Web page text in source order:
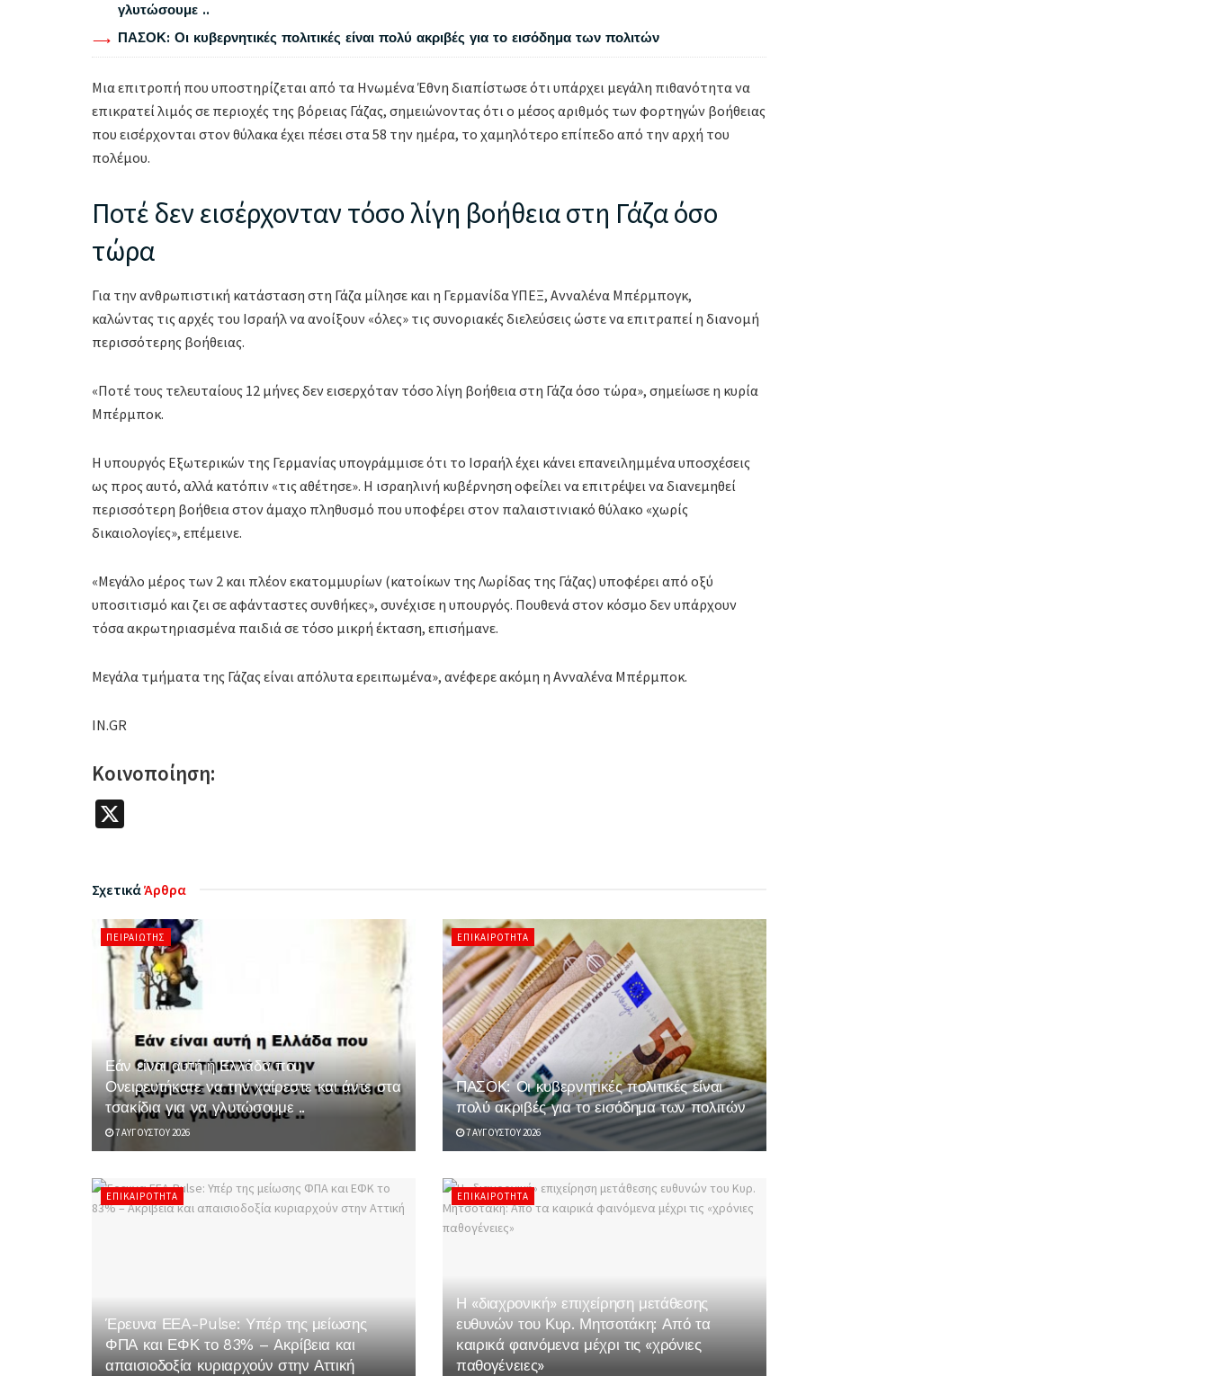
γλυτώσουμε ..
ΠΑΣΟΚ: Οι κυβερνητικές πολιτικές είναι πολύ ακριβές για το εισόδημα των πολιτών
Μια επιτροπή που υποστηρίζεται από τα Ηνωμένα Έθνη διαπίστωσε ότι υπάρχει μεγάλη πιθανότητα να
επικρατεί λιμός σε περιοχές της βόρειας Γάζας, σημειώνοντας ότι ο μέσος αριθμός των φορτηγών βοήθειας
που εισέρχονται στον θύλακα έχει πέσει στα 58 την ημέρα, το χαμηλότερο επίπεδο από την αρχή του
πολέμου.
Ποτέ δεν εισέρχονταν τόσο λίγη βοήθεια στη Γάζα όσο
τώρα
Για την ανθρωπιστική κατάσταση στη Γάζα μίλησε και η Γερμανίδα ΥΠΕΞ, Ανναλένα Μπέρμπογκ,
καλώντας τις αρχές του Ισραήλ να ανοίξουν «όλες» τις συνοριακές διελεύσεις ώστε να επιτραπεί η διανομή
περισσότερης βοήθειας.
«Ποτέ τους τελευταίους 12 μήνες δεν εισερχόταν τόσο λίγη βοήθεια στη Γάζα όσο τώρα», σημείωσε η κυρία
Μπέρμποκ.
Η υπουργός Εξωτερικών της Γερμανίας υπογράμμισε ότι το Ισραήλ έχει κάνει επανειλημμένα υποσχέσεις
ως προς αυτό, αλλά κατόπιν «τις αθέτησε». Η ισραηλινή κυβέρνηση οφείλει να επιτρέψει να διανεμηθεί
περισσότερη βοήθεια στον άμαχο πληθυσμό που υποφέρει στον παλαιστινιακό θύλακο «χωρίς
δικαιολογίες», επέμεινε.
«Μεγάλο μέρος των 2 και πλέον εκατομμυρίων (κατοίκων της Λωρίδας της Γάζας) υποφέρει από οξύ
υποσιτισμό και ζει σε αφάνταστες συνθήκες», συνέχισε η υπουργός. Πουθενά στον κόσμο δεν υπάρχουν
τόσα ακρωτηριασμένα παιδιά σε τόσο μικρή έκταση, επισήμανε.
Μεγάλα τμήματα της Γάζας είναι απόλυτα ερειπωμένα», ανέφερε ακόμη η Ανναλένα Μπέρμποκ.
IN.GR
Κοινοποίηση:
ΣχετικάΆρθρα
ΠΕΙΡΑΙΏΤΗΣ
Εάν είναι αυτή η Ελλάδα που
Ονειρευτήκατε να την χαίρεστε και άντε στα
τσακίδια για να γλυτώσουμε ..
7 ΑΥΓΟΎΣΤΟΥ 2026
ΕΠΙΚΑΙΡΌΤΗΤΑ
ΠΑΣΟΚ: Οι κυβερνητικές πολιτικές είναι
πολύ ακριβές για το εισόδημα των πολιτών
7 ΑΥΓΟΎΣΤΟΥ 2026
ΕΠΙΚΑΙΡΌΤΗΤΑ
Έρευνα ΕΕΑ-Pulse: Υπέρ της μείωσης
ΦΠΑ και ΕΦΚ το 83% – Aκρίβεια και
απαισιοδοξία κυριαρχούν στην Αττική
ΕΠΙΚΑΙΡΌΤΗΤΑ
Η «διαχρονική» επιχείρηση μετάθεσης
ευθυνών του Κυρ. Μητσοτάκη: Από τα
καιρικά φαινόμενα μέχρι τις «χρόνιες
παθογένειες»